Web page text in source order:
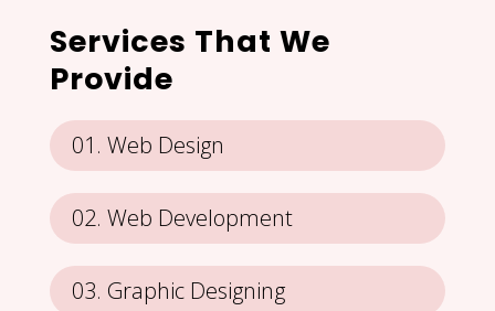
Services That We
Provide
Web Design
Web Development
Graphic Designing